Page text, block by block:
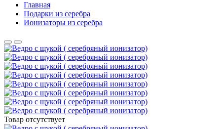
Главная
Подарки из серебра
Ионизаторы из серебра
Товар отсутствует